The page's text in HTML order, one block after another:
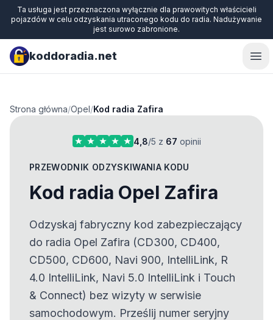
Ta usługa jest przeznaczona wyłącznie dla prawowitych właścicieli
pojazdów w celu odzyskania utraconego kodu do radia. Nadużywanie
jest surowo zabronione.
koddoradia.net
Strona główna/Opel/Kod radia Zafira
4,8/5 z 67 opinii
PRZEWODNIK ODZYSKIWANIA KODU
Kod radia Opel Zafira
Odzyskaj fabryczny kod zabezpieczający
do radia Opel Zafira (CD300, CD400,
CD500, CD600, Navi 900, IntelliLink, R
4.0 IntelliLink, Navi 5.0 IntelliLink i Touch
& Connect) bez wizyty w serwisie
samochodowym. Prześlij numer seryjny